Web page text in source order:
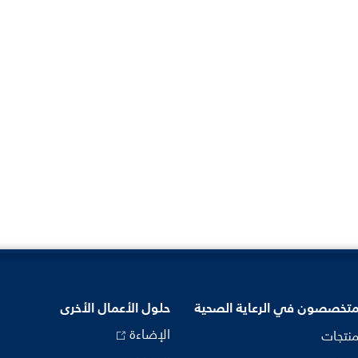
في الرعاية الصحية حلول الأعمال الأخرى
الإضاءة